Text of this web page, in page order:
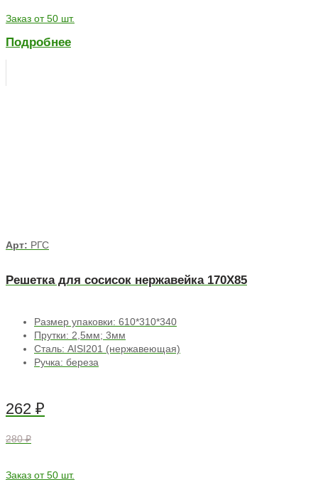
Заказ от 50 шт.
Подробнее
Арт: РГС
Решетка для сосисок нержавейка 170Х85
Размер упаковки: 610*310*340
Прутки: 2,5мм; 3мм
Сталь: AISI201 (нержавеющая)
Ручка: береза
262 ₽
280 ₽
Заказ от 50 шт.